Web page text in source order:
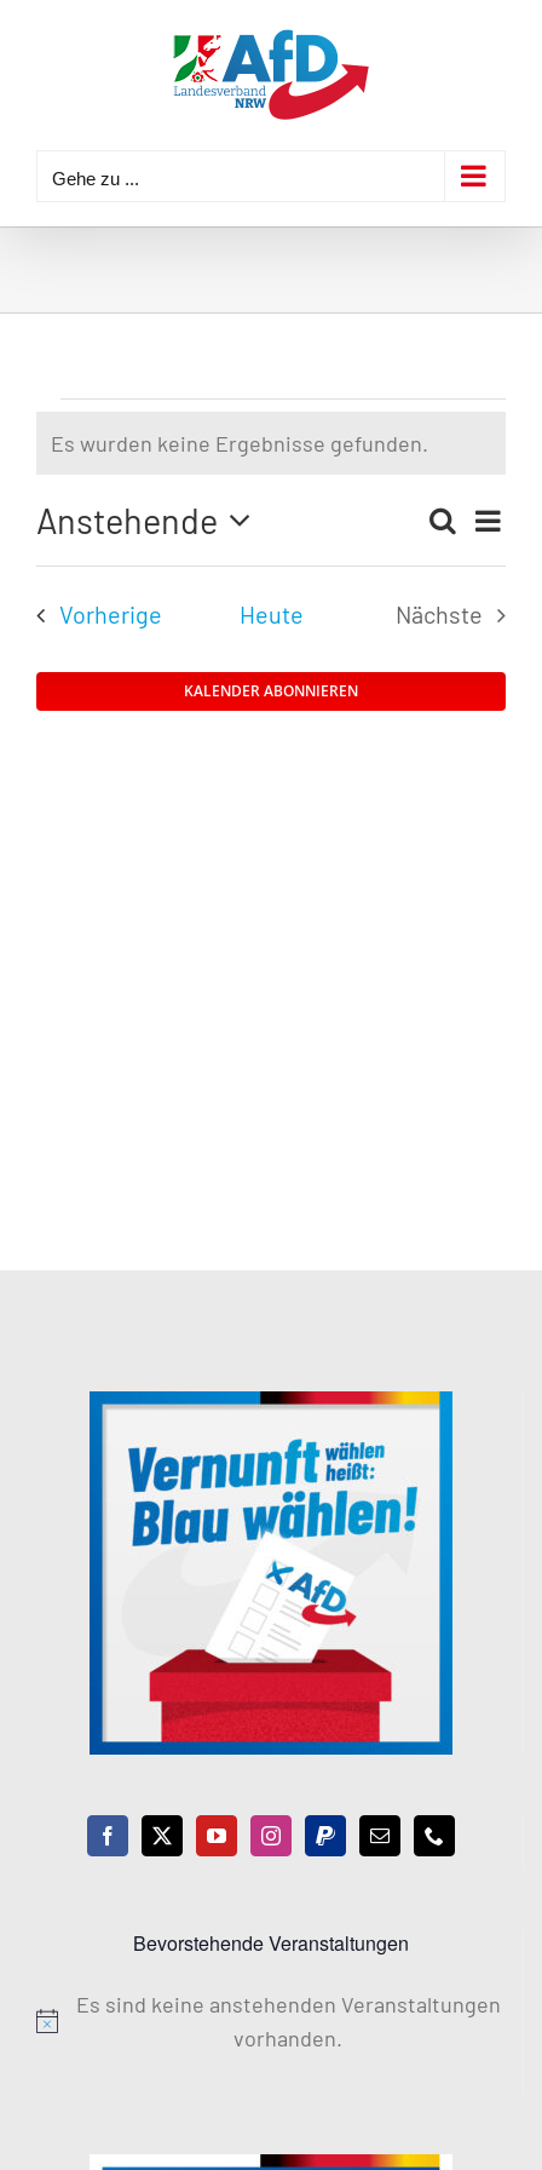
Gehe zu ...
Hinweis
Es wurden keine Ergebnisse gefunden.
und
Suche
Liste
Anstehende
Datum
wählen.
VorherigeVeranstaltungen
Heute
Nächste
KALENDER ABONNIEREN
Bevorstehende Veranstaltungen
Hinweis
Es sind keine anstehenden Veranstaltungen
vorhanden.